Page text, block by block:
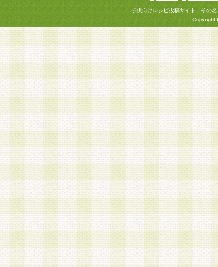
子供向けレシピ投稿サイト、その
Copyright